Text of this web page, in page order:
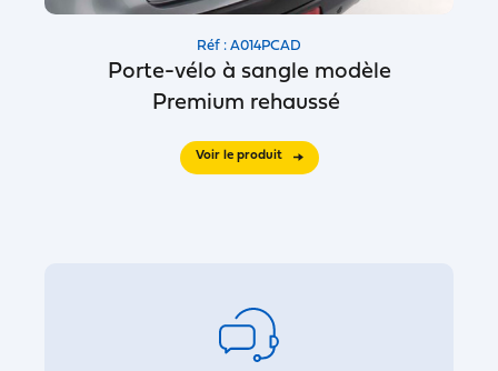
Réf : A014PCAD
Porte-vélo à sangle modèle
Premium rehaussé
Voir le produit